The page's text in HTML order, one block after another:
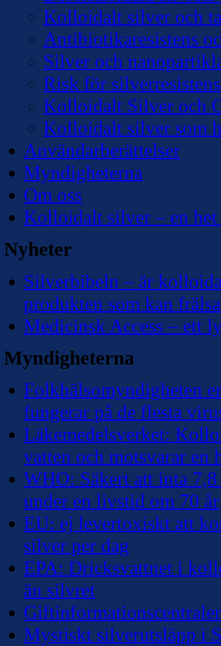
Kolloidalt silver och
Antibiotikaresistens
Silver och
Risk för
Kolloidalt Silver och
Kolloidalt silver som
Användarberättelser
Myndigheterna
Om oss
Kolloidalt silver – en het
Nyheter
Silverbibeln – är
produkten som kan
Medicinsk Access – ett
Myndigheterna
Folkhälsomyndigheten
fungerar på de flesta
Läkemedelsverket:
vatten och motsvarar en
WHO: Säkert att inta
under en livstid om 70 år
EU: ej levertoxiskt att
silver per dag
EPA: Dricksvattnet i
än silvret
Mystiskt silverutsläpp i